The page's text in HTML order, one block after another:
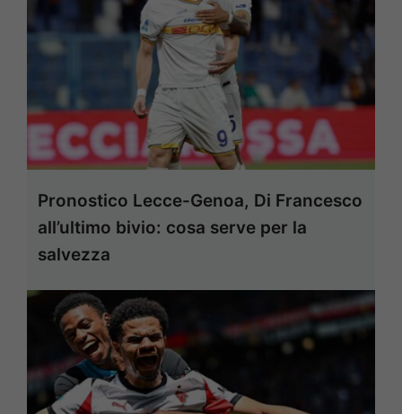
Pronostico Lecce-Genoa, Di Francesco
all’ultimo bivio: cosa serve per la
salvezza